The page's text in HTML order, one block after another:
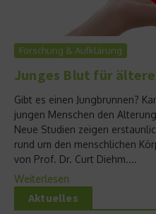
Forschung & Aufklärung
Junges Blut für
Gibt es einen Jungbrunnen?
jungen Menschen den
Neue Studien zeigen
rund um den menschlichen
von Prof. Dr. Curt Diehm....
Weiterlesen
Aktuelles